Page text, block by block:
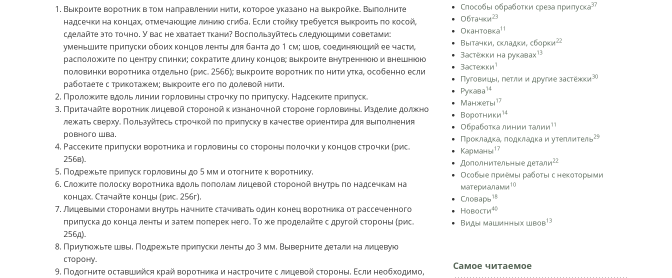
Выкроите воротник в том направлении нити, которое указано на выкройке. Выполните
надсечки на концах, отмечающие линию сгиба. Если стойку требуется выкроить по косой,
сделайте это точно. У вас не хватает ткани? Воспользуйтесь следующими советами:
уменьшите припуски обоих концов ленты для банта до 1 см; шов, соединяющий ее части,
расположите по центру спинки; сократите длину концов; выкроите внутреннюю и внешнюю
половинки воротника отдельно (рис. 256б); выкроите воротник по нити утка, особенно если
работаете с трикотажем; выкроите его по долевой нити.
Проложите вдоль линии горловины строчку по припуску. Надсеките припуск.
Притачайте воротник лицевой стороной к изнаночной стороне горловины. Изделие должно
лежать сверху. Пользуйтесь строчкой по припуску в качестве ориентира для выполнения
ровного шва.
Рассеките припуски воротника и горловины со стороны полочки у концов строчки (рис.
256в).
Подрежьте припуск горловины до 5 мм и отогните к воротнику.
Сложите полоску воротника вдоль пополам лицевой стороной внутрь по надсечкам на
концах. Стачайте концы (рис. 256г).
Лицевыми сторонами внутрь начните стачивать один конец воротника от рассеченного
припуска до конца ленты и затем поперек него. То же проделайте с другой стороны (рис.
256д).
Приутюжьте швы. Подрежьте припуски ленты до 3 мм. Выверните детали на лицевую
сторону.
Подогните оставшийся край воротника и настрочите с лицевой стороны. Если необходимо,
Способы обработки среза припуска37
Обтачки23
Окантовка11
Вытачки, складки, сборки22
Застёжки на рукавах13
Застежки1
Пуговицы, петли и другие застёжки30
Рукава14
Манжеты17
Воротники14
Обработка линии талии11
Прокладка, подкладка и утеплитель29
Карманы17
Дополнительные детали22
Особые приёмы работы с некоторыми
материалами10
Словарь18
Новости40
Виды машинных швов13
Самое читаемое